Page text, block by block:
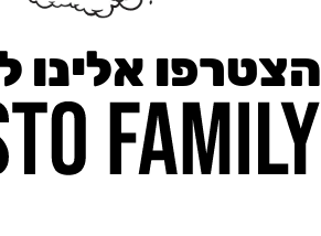
הצטרפו אלינו